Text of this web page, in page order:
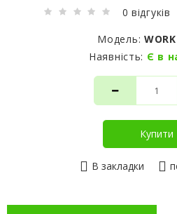
0 відгуків
Модель:
Наявність: Є в
Купити
В закладки